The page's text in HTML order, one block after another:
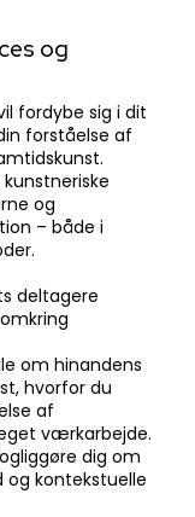
og
fordybe sig i dit
forståelse af
og
– både i
deltagere
om hinandens
hvorfor du
af
værkarbejde.
dig om
kontekstuelle